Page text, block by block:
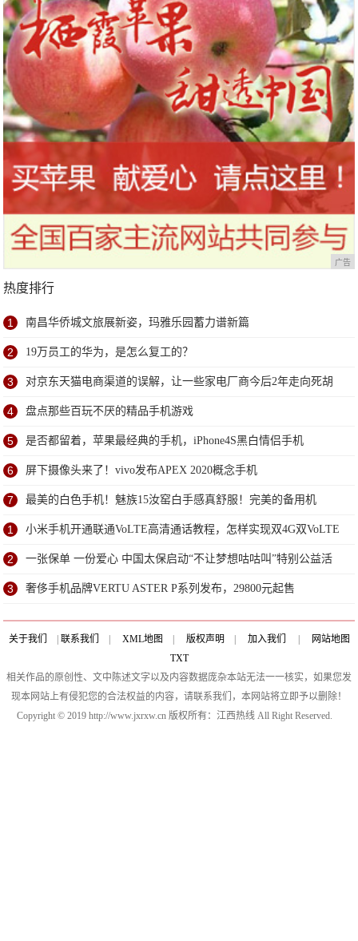
广告
热度排行
1 南昌华侨城文旅展新姿，玛雅乐园蓄力谱新篇
2 19万员工的华为，是怎么复工的？
3 对京东天猫电商渠道的误解，让一些家电厂商今后2年走向死胡
同
4 盘点那些百玩不厌的精品手机游戏
5 是否都留着，苹果最经典的手机，iPhone4S黑白情侣手机
6 屏下摄像头来了！vivo发布APEX 2020概念手机
7 最美的白色手机！魅族15汝窑白手感真舒服！完美的备用机
1 小米手机开通联通VoLTE高清通话教程，怎样实现双4G双VoLTE
2 一张保单 一份爱心 中国太保启动“不让梦想咕咕叫”特别公益活
动
3 奢侈手机品牌VERTU ASTER P系列发布，29800元起售
关于我们 联系我们 XML地图 版权声明 加入我们
网站地图
TXT
相关作品的原创性、文中陈述文字以及内容数据庞杂本站无法一一核实，如果您发
现本网站上有侵犯您的合法权益的内容，请联系我们，本网站将立即予以删除！
Copyright © 2019 http://www.jxrxw.cn 版权所有：江西热线 All Right Reserved.